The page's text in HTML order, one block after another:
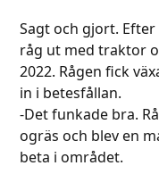
Sagt och gjort.
råg ut med traktor
2022. Rågen fick
in i betesfållan.
-Det funkade bra.
ogräs och blev en
beta i området.